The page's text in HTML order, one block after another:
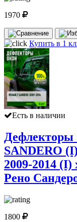
1970
Купить в 1
Есть в наличии
Дефлекторы
SANDERO
2009-2014 (I)
Рено
1800